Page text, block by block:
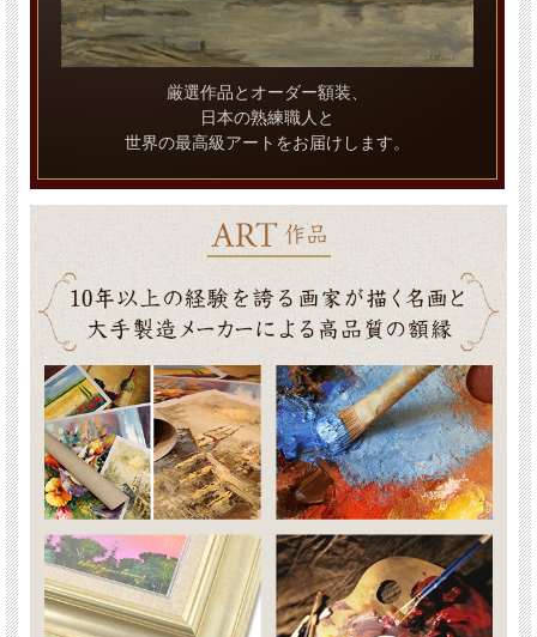
厳選作品とオーダー額装、
日本の熟練職人と
世界の最高級アートをお届けします。